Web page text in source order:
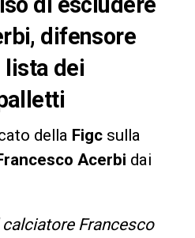
difensore
lista dei
della Figcsulla
Acerbi dai
calciatore Francesco